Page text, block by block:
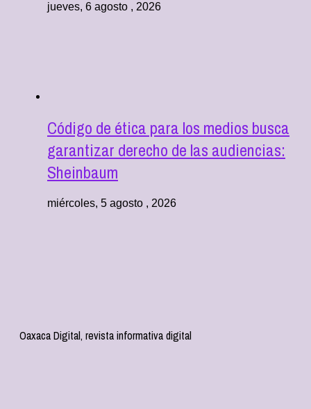
jueves, 6 agosto , 2026
Código de ética para los medios busca
garantizar derecho de las audiencias:
Sheinbaum
miércoles, 5 agosto , 2026
Oaxaca Digital, revista informativa digital